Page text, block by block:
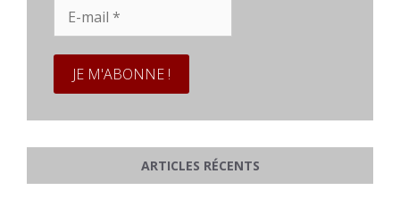
mail
ARTICLES RÉCENTS